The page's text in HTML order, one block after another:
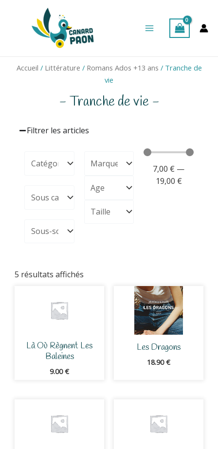
Menu
Accueil / Littérature / Romans Ados +13 ans / Tranche de
vie
- Tranche de vie -
Filtrer les articles
7,00 € —
19,00 €
5 résultats affichés
Là Où Règnent Les
Baleines
9.00€
Les Dragons
18.90€